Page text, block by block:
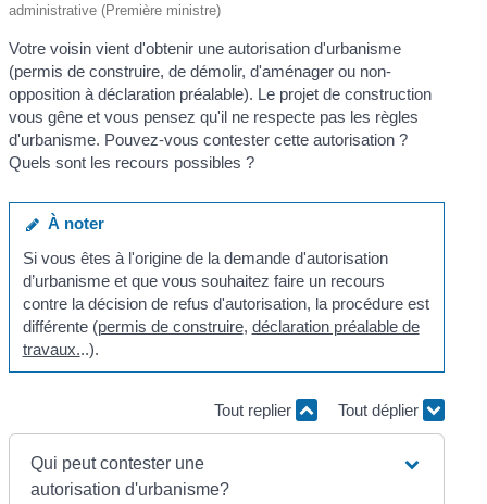
administrative (Première ministre)
Votre voisin vient d'obtenir une autorisation d'urbanisme
(permis de construire, de démolir, d'aménager ou non-
opposition à déclaration préalable). Le projet de construction
vous gêne et vous pensez qu'il ne respecte pas les règles
d'urbanisme. Pouvez-vous contester cette autorisation ?
Quels sont les recours possibles ?
À noter
Si vous êtes à l'origine de la demande d'autorisation
d’urbanisme et que vous souhaitez faire un recours
contre la décision de refus d'autorisation, la procédure est
différente (permis de construire, déclaration préalable de
travaux...).
Tout replier Tout déplier
Qui peut contester une
autorisation d'urbanisme?